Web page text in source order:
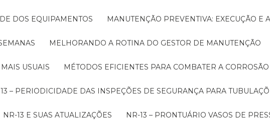
DOS EQUIPAMENTOS MANUTENÇÃO PREVENTIVA: EXECUÇÃO
MELHORANDO A ROTINA DO GESTOR DE MANUTENÇÃO
USUAIS MÉTODOS EFICIENTES PARA COMBATER A CORROSÃO
13 – PERIODICIDADE DAS INSPEÇÕES DE SEGURANÇA PARA
NR-13 E SUAS ATUALIZAÇÕES NR-13 – PRONTUÁRIO VASOS DE